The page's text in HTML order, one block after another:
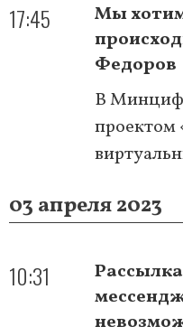
17:45
Мы хотим
Федоров
В
проектом
03 апреля 2023
10:31